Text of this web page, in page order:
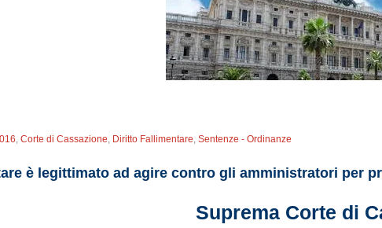
,Corte di Cassazione, Diritto Fallimentare,Sentenze - Ordinanze
è legittimato ad agire contro gli amministratori per
Suprema Corte di